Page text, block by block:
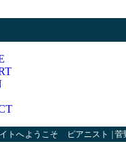
トへようこそ ピアニスト |